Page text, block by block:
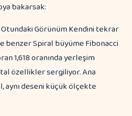
bakarsak:
Görünüm Kendini tekrar
benzer Spiral büyüme Fibonacci
1,618 oranında yerleşim
özellikler sergiliyor. Ana
aynı deseni küçük ölçekte